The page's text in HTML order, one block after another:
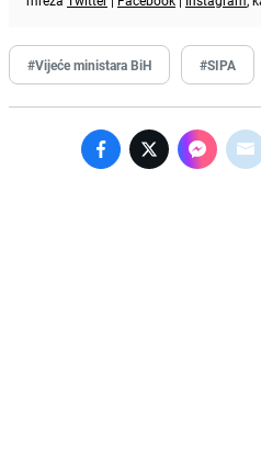
#Vijeće ministara BiH #SIPA